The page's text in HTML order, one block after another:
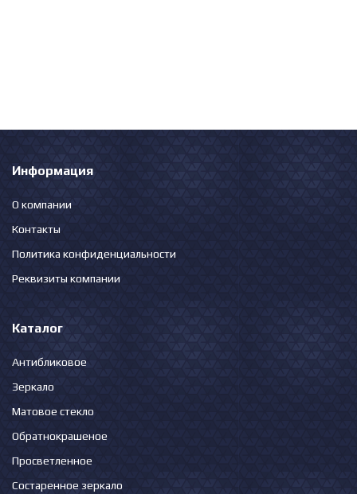
Информация
О компании
Контакты
Политика конфиденциальности
Реквизиты компании
Каталог
Антибликовое
Зеркало
Матовое стекло
Обратнокрашеное
Просветленное
Состаренное зеркало